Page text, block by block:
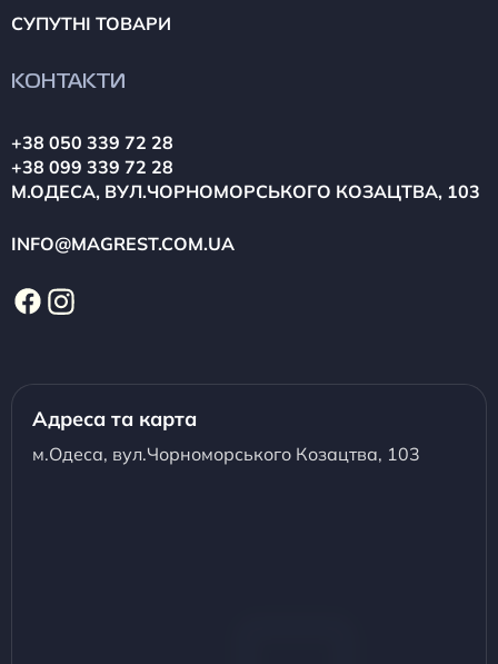
СУПУТНІ ТОВАРИ
КОНТАКТИ
+38 050 339 72 28
+38 099 339 72 28
М.ОДЕСА, ВУЛ.ЧОРНОМОРСЬКОГО КОЗАЦТВА, 103
INFO@MAGREST.COM.UA
Адреса та карта
м.Одеса, вул.Чорноморського Козацтва, 103